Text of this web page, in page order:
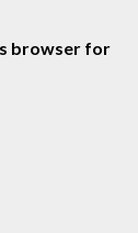
browser for